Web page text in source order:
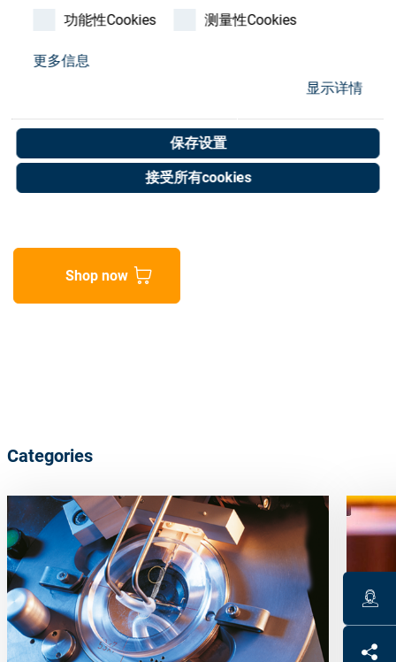
功能性Cookies
测量性Cookies
更多信息
显示详情
保存设置
接受所有cookies
bypass NO
Art. No. 02070310
Unit of measure : Piece
Shop now
Categories